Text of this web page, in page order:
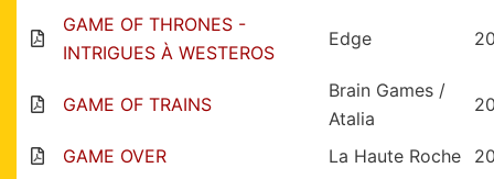
GAME OF THRONES -
INTRIGUES À WESTEROS
Edge
GAME OF TRAINS
Brain Games /
Atalia
GAME OVER La Haute Roche